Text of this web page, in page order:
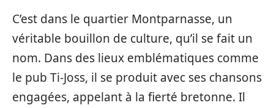
C’est dans le quartier Montparnasse, un
véritable bouillon de culture, qu’il se fait un
nom. Dans des lieux emblématiques comme
le pub Ti-Joss, il se produit avec ses chansons
engagées, appelant à la fierté bretonne. Il